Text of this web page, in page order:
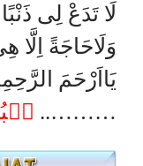
لَا تَدَعْ لِى
وَلَاحَاجَةً اِلَّا
يَااَرْحَمَ
………..